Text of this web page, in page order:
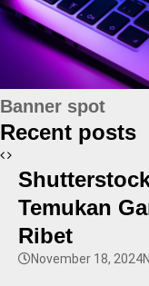
Banner spot
Recent posts
Temukan
Ribet
November 18, 2024